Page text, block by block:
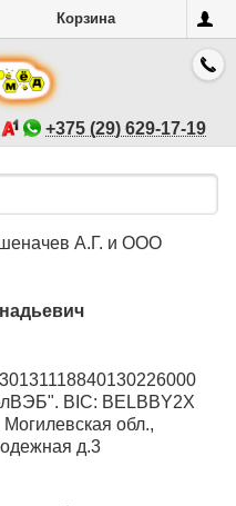
Корзина
+375 (29) 629-17-19
А.Г. и ООО
BIC: BELBBY2X
обл.,
д.3